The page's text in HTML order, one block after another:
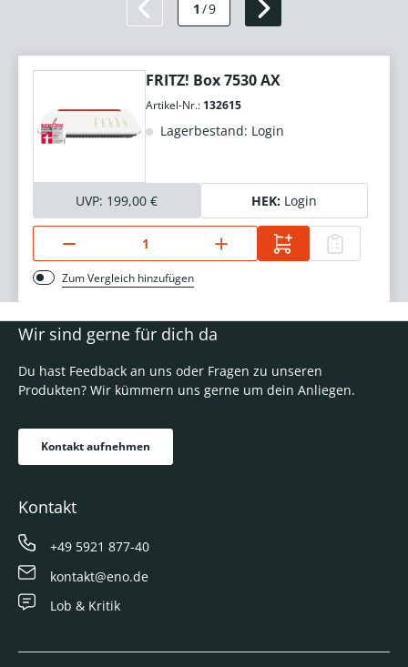
1 /9
FRITZ! Box 7530 AX
Artikel-Nr.: 132615
Lagerbestand: Login
UVP: 199,00 € HEK: Login
Zum Vergleich hinzufügen
Wir sind gerne für dich da
Du hast Feedback an uns oder Fragen zu unseren
Produkten? Wir kümmern uns gerne um dein Anliegen.
Kontakt aufnehmen
Kontakt
+49 5921 877-40
kontakt@eno.de
Lob & Kritik